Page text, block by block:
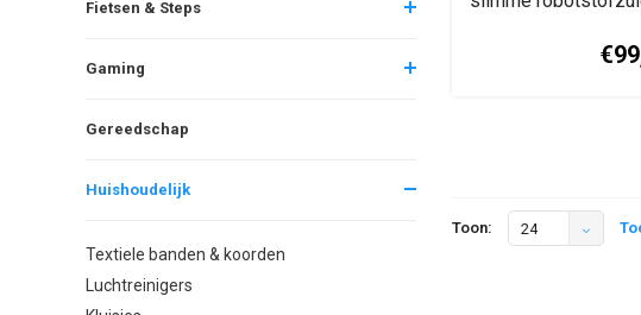
Fietsen & Steps
Gaming
Gereedschap
Huishoudelijk
Textiele banden & koorden
Luchtreinigers
Toon: 24